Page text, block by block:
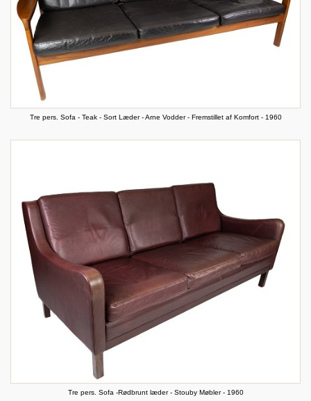
Tre pers. Sofa - Teak - Sort Læder - Arne Vodder - Fremstillet af Komfort - 1960
Tre pers. Sofa -Rødbrunt læder - Stouby Møbler - 1960